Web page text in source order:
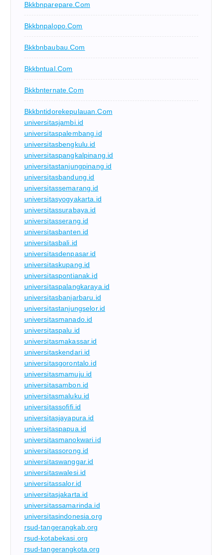
Bkkbnparepare.com
Bkkbnpalopo.com
Bkkbnbaubau.com
Bkkbntual.com
Bkkbnternate.com
Bkkbntidorekepulauan.com
universitasjambi.id
universitaspalembang.id
universitasbengkulu.id
universitaspangkalpinang.id
universitastanjungpinang.id
universitasbandung.id
universitassemarang.id
universitasyogyakarta.id
universitassurabaya.id
universitasserang.id
universitasbanten.id
universitasbali.id
universitasdenpasar.id
universitaskupang.id
universitaspontianak.id
universitaspalangkaraya.id
universitasbanjarbaru.id
universitastanjungselor.id
universitasmanado.id
universitaspalu.id
universitasmakassar.id
universitaskendari.id
universitasgorontalo.id
universitasmamuju.id
universitasambon.id
universitasmaluku.id
universitassofifi.id
universitasjayapura.id
universitaspapua.id
universitasmanokwari.id
universitassorong.id
universitaswanggar.id
universitaswalesi.id
universitassalor.id
universitasjakarta.id
universitassamarinda.id
universitasindonesia.org
rsud-tangerangkab.org
rsud-kotabekasi.org
rsud-tangerangkota.org